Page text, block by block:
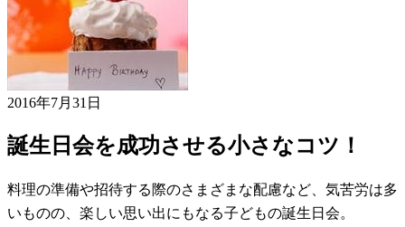
2016年7月31日
誕生日会を成功させる小さなコツ！
料理の準備や招待する際のさまざまな配慮など、気苦労は多
いものの、楽しい思い出にもなる子どもの誕生日会。